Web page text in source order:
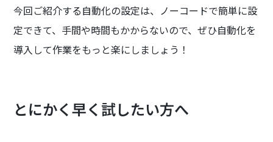
今回ご紹介する自動化の設定は、ノーコードで簡単に設
定できて、手間や時間もかからないので、ぜひ自動化を
導入して作業をもっと楽にしましょう！
とにかく早く試したい方へ